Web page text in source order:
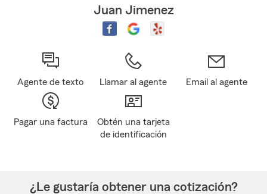
Juan Jimenez
Agente de texto Llamar al agente Email al agente
Pagar una factura
Obtén una tarjeta
de identificación
¿Le gustaría obtener una cotización?